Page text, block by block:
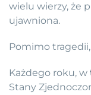
wielu wierzy, że
ujawniona.
Pomimo tragedii,
Każdego roku, w
Stany